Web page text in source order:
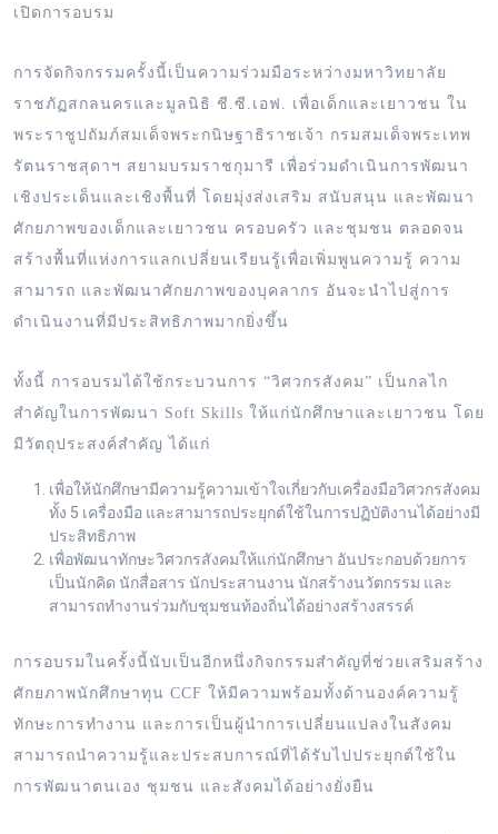
เปิดการอบรม
การจัดกิจกรรมครั้งนี้เป็นความร่วมมือระหว่างมหาวิทยาลัย
ราชภัฏสกลนครและมูลนิธิ ชี.ซี.เอฟ. เพื่อเด็กและเยาวชน ใน
พระราชูปถัมภ์สมเด็จพระกนิษฐาธิราชเจ้า กรมสมเด็จพระเทพ
รัตนราชสุดาฯ สยามบรมราชกุมารี เพื่อร่วมดำเนินการพัฒนา
เชิงประเด็นและเชิงพื้นที่ โดยมุ่งส่งเสริม สนับสนุน และพัฒนา
ศักยภาพของเด็กและเยาวชน ครอบครัว และชุมชน ตลอดจน
สร้างพื้นที่แห่งการแลกเปลี่ยนเรียนรู้เพื่อเพิ่มพูนความรู้ ความ
สามารถ และพัฒนาศักยภาพของบุคลากร อันจะนำไปสู่การ
ดำเนินงานที่มีประสิทธิภาพมากยิ่งขึ้น
ทั้งนี้ การอบรมได้ใช้กระบวนการ “วิศวกรสังคม” เป็นกลไก
สำคัญในการพัฒนา Soft Skills ให้แก่นักศึกษาและเยาวชน โดย
มีวัตถุประสงค์สำคัญ ได้แก่
เพื่อให้นักศึกษามีความรู้ความเข้าใจเกี่ยวกับเครื่องมือวิศวกรสังคม
ทั้ง 5 เครื่องมือ และสามารถประยุกต์ใช้ในการปฏิบัติงานได้อย่างมี
ประสิทธิภาพ
เพื่อพัฒนาทักษะวิศวกรสังคมให้แก่นักศึกษา อันประกอบด้วยการ
เป็นนักคิด นักสื่อสาร นักประสานงาน นักสร้างนวัตกรรม และ
สามารถทำงานร่วมกับชุมชนท้องถิ่นได้อย่างสร้างสรรค์
การอบรมในครั้งนี้นับเป็นอีกหนึ่งกิจกรรมสำคัญที่ช่วยเสริมสร้าง
ศักยภาพนักศึกษาทุน CCF ให้มีความพร้อมทั้งด้านองค์ความรู้
ทักษะการทำงาน และการเป็นผู้นำการเปลี่ยนแปลงในสังคม
สามารถนำความรู้และประสบการณ์ที่ได้รับไปประยุกต์ใช้ใน
การพัฒนาตนเอง ชุมชน และสังคมได้อย่างยั่งยืน